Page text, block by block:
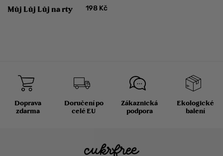
Můj Lůj Lůj na rty 198 Kč
Doprava
zdarma
Doručení po
celé EU
Zákaznická
podpora
Ekologické
balení